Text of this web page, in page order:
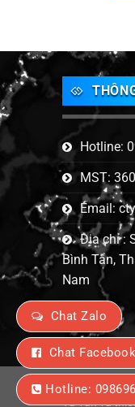
Hotline:
MST:
Email:
Địa chỉ :
Bình Tân,
Nam
Copyright
Tư vấn và
Chat Zalo
Chat Facebook
Hotline: